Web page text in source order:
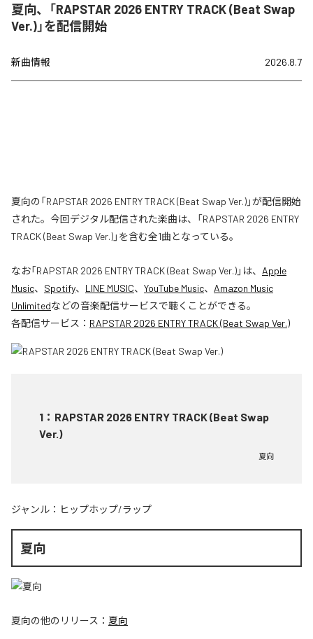
夏向、「RAPSTAR 2026 ENTRY TRACK (Beat Swap
Ver.)」を配信開始
新曲情報 2026.8.7
夏向の「RAPSTAR 2026 ENTRY TRACK (Beat Swap Ver.)」が配信開始
された。今回デジタル配信された楽曲は、「RAPSTAR 2026 ENTRY
TRACK (Beat Swap Ver.)」を含む全1曲となっている。
なお「RAPSTAR 2026 ENTRY TRACK (Beat Swap Ver.)」は、 Apple
Music、 Spotify、 LINE MUSIC、 YouTube Music、 Amazon Music
Unlimitedなどの音楽配信サービスで聴くことができる。
各配信サービス： RAPSTAR 2026 ENTRY TRACK (Beat Swap Ver.)
1 ： RAPSTAR 2026 ENTRY TRACK (Beat Swap
Ver.)
夏向
ジャンル： ヒップホップ/ラップ
夏向
夏向の他のリリース： 夏向